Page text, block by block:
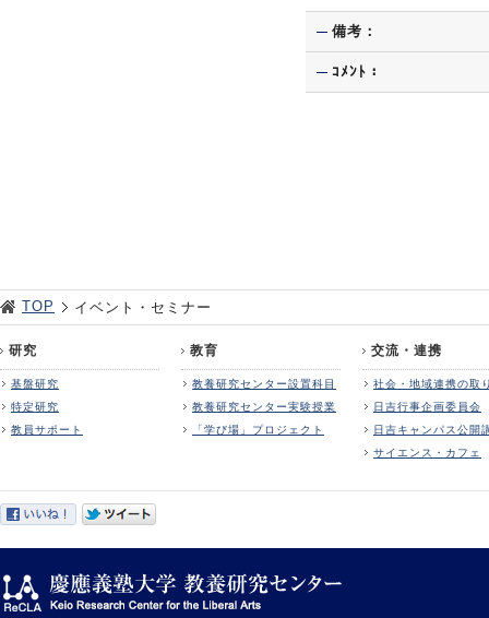
備考：
ｺﾒﾝﾄ：
TOP イベント・セミナー
研究
基盤研究
特定研究
教員サポート
教育
教養研究センター設置科目
教養研究センター実験授業
「学び場」プロジェクト
交流・連携
社会・地域連携の取
日吉行事企画委員会
日吉キャンパス公開
サイエンス・カフェ